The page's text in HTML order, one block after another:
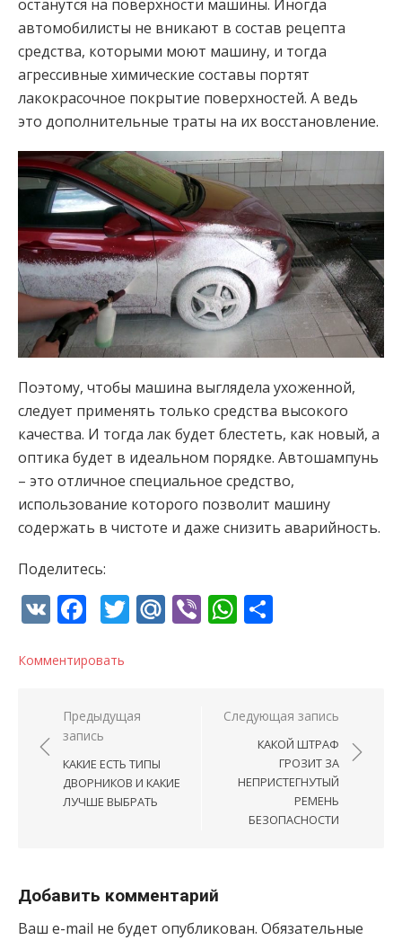
останутся на поверхности машины. Иногда
автомобилисты не вникают в состав рецепта
средства, которыми моют машину, и тогда
агрессивные химические составы портят
лакокрасочное покрытие поверхностей. А ведь
это дополнительные траты на их восстановление.
Поэтому, чтобы машина выглядела ухоженной,
следует применять только средства высокого
качества. И тогда лак будет блестеть, как новый, а
оптика будет в идеальном порядке. Автошампунь
– это отличное специальное средство,
использование которого позволит машину
содержать в чистоте и даже снизить аварийность.
Поделитесь:
VK Facebook
Twitter
Mail.Ru
ViberWhatsApp
Комментировать
Навигация по записям
Предыдущая
запись
КАКИЕ ЕСТЬ ТИПЫ
ДВОРНИКОВ И КАКИЕ
ЛУЧШЕ ВЫБРАТЬ
Следующая запись
КАКОЙ ШТРАФ
ГРОЗИТ ЗА
НЕПРИСТЕГНУТЫЙ
РЕМЕНЬ
БЕЗОПАСНОСТИ
Добавить комментарий
Ваш e-mail не будет опубликован. Обязательные